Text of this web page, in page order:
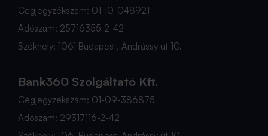
Cégjegyzékszám: 01-10-048921
Adószám: 25716355-2-42
Székhely: 1061 Budapest, Andrássy út 10.
Bank360 Szolgáltató Kft.
Cégjegyzékszám: 01-09-386875
Adószám: 29317116-2-42